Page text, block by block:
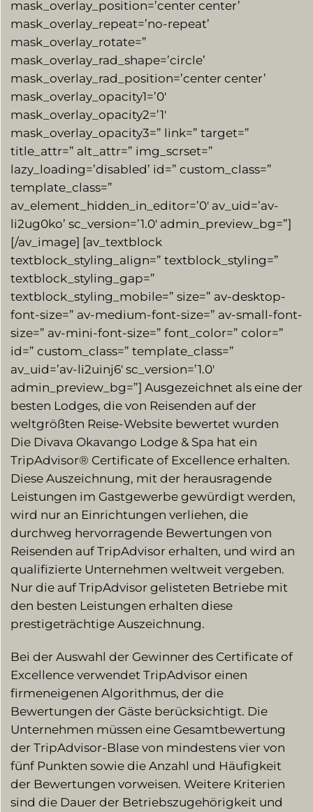
mask_overlay_position=’center center’
mask_overlay_repeat=’no-repeat’
mask_overlay_rotate=”
mask_overlay_rad_shape=’circle’
mask_overlay_rad_position=’center center’
mask_overlay_opacity1=’0′
mask_overlay_opacity2=’1′
mask_overlay_opacity3=” link=” target=”
title_attr=” alt_attr=” img_scrset=”
lazy_loading=’disabled’ id=” custom_class=”
template_class=”
av_element_hidden_in_editor=’0′ av_uid=’av-
li2ug0ko’ sc_version=’1.0′ admin_preview_bg=”]
[/av_image] [av_textblock
textblock_styling_align=” textblock_styling=”
textblock_styling_gap=”
textblock_styling_mobile=” size=” av-desktop-
font-size=” av-medium-font-size=” av-small-font-
size=” av-mini-font-size=” font_color=” color=”
id=” custom_class=” template_class=”
av_uid=’av-li2uinj6′ sc_version=’1.0′
admin_preview_bg=”] Ausgezeichnet als eine der
besten Lodges, die von Reisenden auf der
weltgrößten Reise-Website bewertet wurden
Die Divava Okavango Lodge & Spa hat ein
TripAdvisor® Certificate of Excellence erhalten.
Diese Auszeichnung, mit der herausragende
Leistungen im Gastgewerbe gewürdigt werden,
wird nur an Einrichtungen verliehen, die
durchweg hervorragende Bewertungen von
Reisenden auf TripAdvisor erhalten, und wird an
qualifizierte Unternehmen weltweit vergeben.
Nur die auf TripAdvisor gelisteten Betriebe mit
den besten Leistungen erhalten diese
prestigeträchtige Auszeichnung.
Bei der Auswahl der Gewinner des Certificate of
Excellence verwendet TripAdvisor einen
firmeneigenen Algorithmus, der die
Bewertungen der Gäste berücksichtigt. Die
Unternehmen müssen eine Gesamtbewertung
der TripAdvisor-Blase von mindestens vier von
fünf Punkten sowie die Anzahl und Häufigkeit
der Bewertungen vorweisen. Weitere Kriterien
sind die Dauer der Betriebszugehörigkeit und